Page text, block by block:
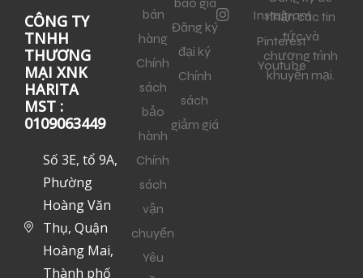
CÔNG TY
TNHH
THƯƠNG
MẠI XNK
HARITA
MST :
0109063449
Số 3E, tổ 9A,
Phường
Hoàng Văn
Thụ, Quận
Hoàng Mai,
Thành phố
bán
hàng
Chính
sách
bảo
hành
Chính
sách
vận
chuyển
Yêu
Đăng ký
đại ký
Chính
sách
giảm giá
Instagram
Pinterest
Youtube
nhận các tin
tức và
chương trình
khuyến mại.